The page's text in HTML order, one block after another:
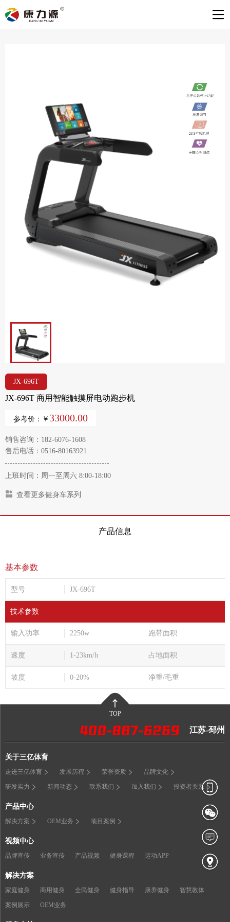
JX-696T
JX-696T 商用智能触摸屏电动跑步机
参考价：￥ 33000.00
销售咨询：182-6076-1608
售后电话：0516-80163921
上班时间：周一至周六 8:00-18:00
查看更多健身车系列
产品信息
基本参数
型号 JX-696T
技术参数
输入功率 2250w 跑带面积
速度 1-23km/h 占地面积
坡度 0-20% 净重/毛重
TOP
江苏-邳州
关于三亿体育
走进三亿体育 发展历程 荣誉资质 品牌文化
研发实力 新闻动态 联系我们 加入我们 投资者关系
产品中心
解决方案 OEM业务 项目案例
视频中心
品牌宣传 业务宣传 产品视频 健身课程 运动APP
解决方案
家庭健身 商用健身 全民健身 健身指导 康养健身 智慧教体
案例展示 OEM业务